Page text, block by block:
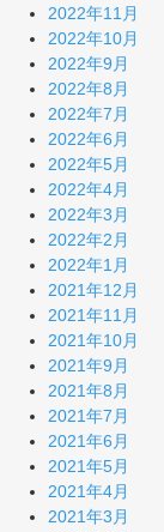
2022年11月
2022年10月
2022年9月
2022年8月
2022年7月
2022年6月
2022年5月
2022年4月
2022年3月
2022年2月
2022年1月
2021年12月
2021年11月
2021年10月
2021年9月
2021年8月
2021年7月
2021年6月
2021年5月
2021年4月
2021年3月